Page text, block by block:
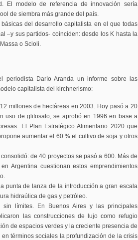
El modelo de referencia de innovación sería
de siembra más grande del país.
del desarrollo capitalista en el que todas
–y sus partidos- coinciden: desde los K hasta la
o Scioli.
periodista Darío Aranda un informe sobre las
capitalista del kirchnerismo:
millones de hectáreas en 2003. Hoy pasó a 20
uso de glifosato, se aprobó en 1996 en base a
El Plan Estratégico Alimentario 2020 que
aumentar el 60 % el cultivo de soja y otros
de 40 proyectos se pasó a 600. Más de
Argentina cuestionan estos emprendimientos
punta de lanza de la introducción a gran escala
hidraúlica de gas y petróleo.
sin límites. En Buenos Aires y las principales
las construcciones de lujo como refugio
de espacios verdes y la creciente presencia de
términos sociales la profundización de la crisis